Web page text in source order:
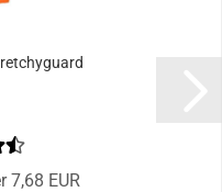
7,68 EUR